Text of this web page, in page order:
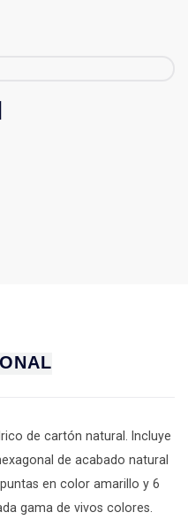
de cartón natural. Incluye
de acabado natural
en color amarillo y 6
gama de vivos colores.